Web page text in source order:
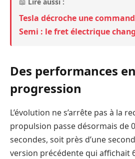
Tesla décroche une
Semi : le fret électrique
Des performances
progression
L’évolution ne s’arrête pas à la
propulsion passe désormais de
secondes, soit près d’une
version précédente qui affichait